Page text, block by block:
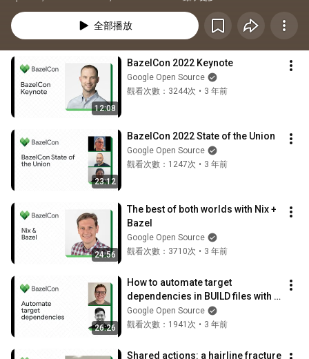
全部播放
12:08
BazelCon 2022 Keynote
Google Open Source
觀看次數：3244次 • 3 年前
23:12
BazelCon 2022 State of the Union
Google Open Source
觀看次數：1247次 • 3 年前
24:56
The best of both worlds with Nix +
Bazel
Google Open Source
觀看次數：3710次 • 3 年前
26:26
How to automate target
dependencies in BUILD files with
Gazelle at Stripe
Google Open Source
觀看次數：1941次 • 3 年前
Shared actions: a hairline fracture